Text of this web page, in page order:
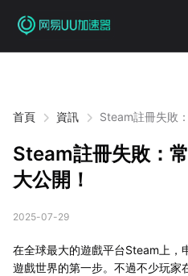
首頁 資訊 Steam註冊失敗
Steam註冊失敗：
大公開！
2025-07-29
在全球最大的遊戲平台Steam上，
遊戲世界的第一步。不過不少玩家